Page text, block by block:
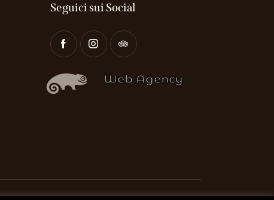
Seguici sui Social
Web Agency